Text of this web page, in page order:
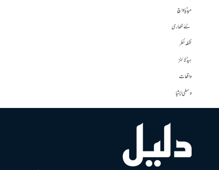
میڈیا واچ
نئے لکھاری
نقطہ نظر
ہیڈلائنز
واقعات
وسطی ایشیا